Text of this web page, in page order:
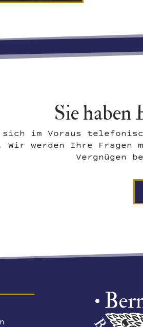
Sie haben
sich im Voraus
Wir werden Ihre Fragen
Vergnügen